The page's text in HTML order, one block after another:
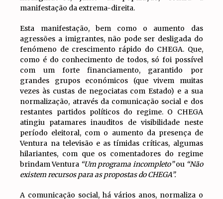
manifestação da extrema-direita.
Esta manifestação, bem como o aumento das
agressões a imigrantes, não pode ser desligada do
fenómeno de crescimento rápido do CHEGA. Que,
como é do conhecimento de todos, só foi possível
com um forte financiamento, garantido por
grandes grupos económicos (que vivem muitas
vezes às custas de negociatas com Estado) e a sua
normalização, através da comunicação social e dos
restantes partidos políticos do regime. O CHEGA
atingiu patamares inauditos de visibilidade neste
período eleitoral, com o aumento da presença de
Ventura na televisão e as tímidas críticas, algumas
hilariantes, com que os comentadores do regime
brindam Ventura “Um programa incompleto”ou “Não
existem recursos para as propostas do CHEGA”.
A comunicação social, há vários anos, normaliza o